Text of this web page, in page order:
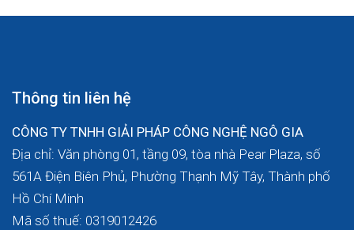
Thông tin liên hệ
CÔNG TY TNHH GIẢI PHÁP CÔNG NGHỆ NGÔ GIA
Địa chỉ: Văn phòng 01, tầng 09, tòa nhà Pear Plaza, số
561A Điện Biên Phủ, Phường Thạnh Mỹ Tây, Thành phố
Hồ Chí Minh
Mã số thuế: 0319012426